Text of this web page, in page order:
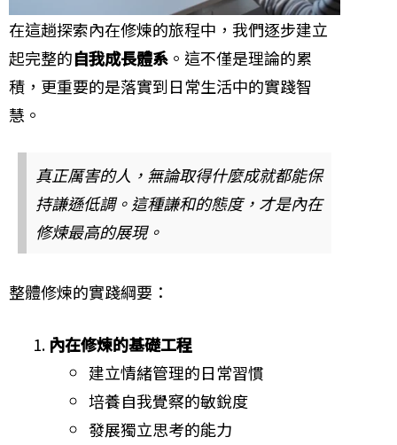
在這趟探索內在修煉的旅程中，我們逐步建立
起完整的自我成長體系 。這不僅是理論的累
積，更重要的是落實到日常生活中的實踐智
慧。
真正厲害的人，無論取得什麼成就都能保
持謙遜低調。這種謙和的態度，才是內在
修煉最高的展現。
整體修煉的實踐綱要：
內在修煉的基礎工程
建立情緒管理的日常習慣
培養自我覺察的敏銳度
發展獨立思考的能力